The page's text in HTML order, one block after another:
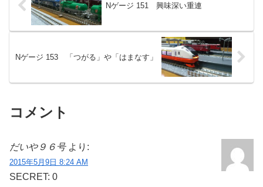
Nゲージ 151 興味深い重連
Nゲージ 153 「つがる」や「はまなす」
コメント
だいや９６号 より:
2015年5月9日 8:24 AM
SECRET: 0